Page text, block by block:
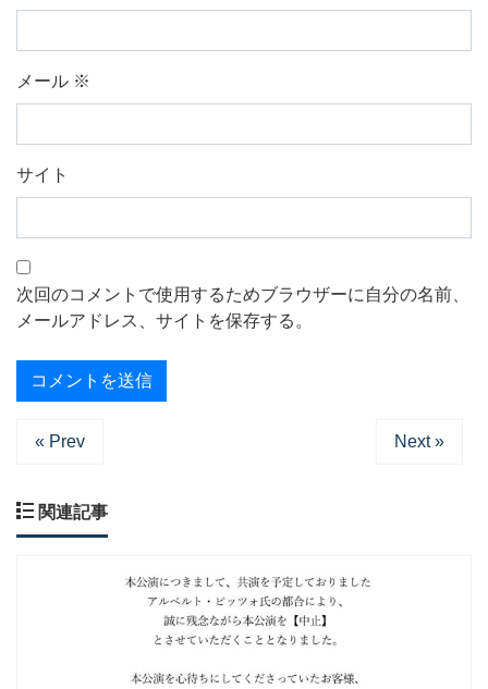
メール ※
サイト
次回のコメントで使用するためブラウザーに自分の名前、
メールアドレス、サイトを保存する。
« Prev Next »
関連記事